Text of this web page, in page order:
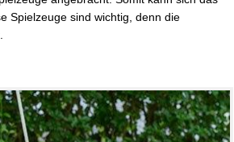
Spielzeuge sind wichtig, denn die